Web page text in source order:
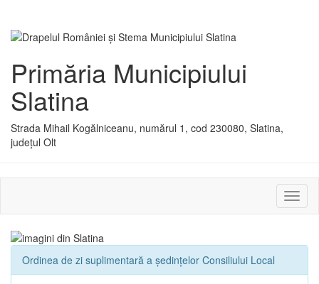
Primăria Municipiului
Slatina
Strada Mihail Kogălniceanu, numărul 1, cod 230080, Slatina,
județul Olt
sau
Ordinea de zi suplimentară a ședințelor Consiliului Local